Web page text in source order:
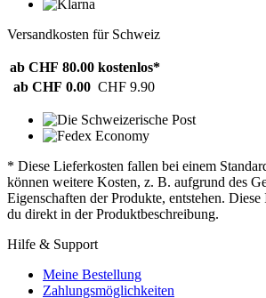
Versandkosten für Schweiz
ab CHF 80.00 kostenlos*
ab CHF 0.00 CHF 9.90
* Diese Lieferkosten fallen bei einem
können weitere Kosten, z. B. aufgrund des
Eigenschaften der Produkte, entstehen.
du direkt in der Produktbeschreibung.
Hilfe & Support
Meine Bestellung
Zahlungsmöglichkeiten